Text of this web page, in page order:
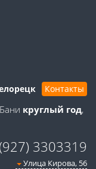
Контакты
круглый год,
3303319
Улица Кирова, 56